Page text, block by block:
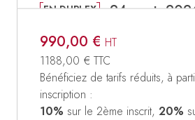
EN DUPLEX
24 sept.
990,00 € HT
1188,00 € TTC
Bénéficiez de tarifs réduits, à
inscription :
10% sur le 2ème inscrit, 20%